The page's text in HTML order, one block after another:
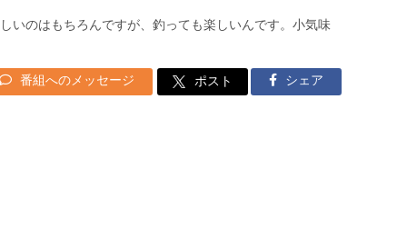
いのはもちろんですが、釣っても楽しいんです。小気味
番組へのメッセージ ポスト シェア